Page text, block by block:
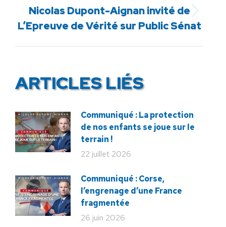
Article
suivant
Nicolas Dupont-Aignan invité de
L’Epreuve de Vérité sur Public Sénat
ARTICLES LIÉS
Communiqué : La protection
de nos enfants se joue sur le
terrain !
22 juillet 2026
Communiqué : Corse,
l’engrenage d’une France
fragmentée
26 juin 2026